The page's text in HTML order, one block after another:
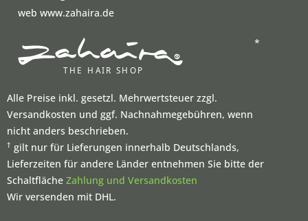
web www.zahaira.de
*
Alle Preise inkl. gesetzl. Mehrwertsteuer zzgl.
Versandkosten und ggf. Nachnahmegebühren, wenn
nicht anders beschrieben.
† gilt nur für Lieferungen innerhalb Deutschlands,
Lieferzeiten für andere Länder entnehmen Sie bitte der
Schaltfläche Zahlung und Versandkosten
Wir versenden mit DHL.